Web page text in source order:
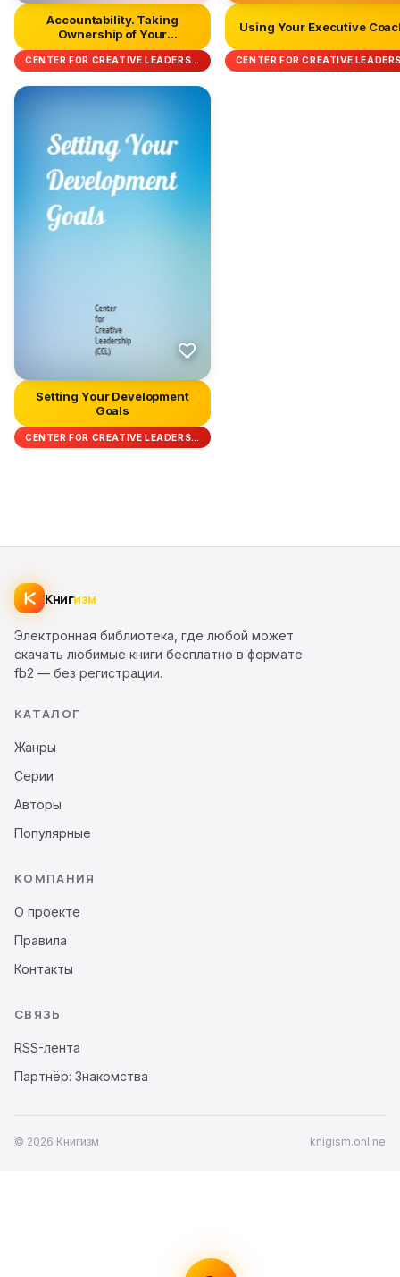
Accountability. Taking
Ownership of Your
Responsib...
CENTER FOR CREATIVE LEADERS…
Using Your Executive
CENTER FOR CREATIVE
Setting Your Development
Goals
CENTER FOR CREATIVE LEADERS…
Книгизм
Электронная библиотека, где любой может
скачать любимые книги бесплатно в формате
fb2 — без регистрации.
КАТАЛОГ
Жанры
Серии
Авторы
Популярные
КОМПАНИЯ
О проекте
Правила
Контакты
СВЯЗЬ
RSS-лента
Партнёр: Знакомства
© 2026 Книгизм knigism.online